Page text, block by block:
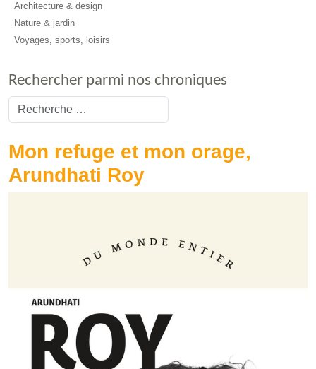
Architecture & design
Nature & jardin
Voyages, sports, loisirs
Rechercher parmi nos chroniques
Valider
Mon refuge et mon orage,
Arundhati Roy